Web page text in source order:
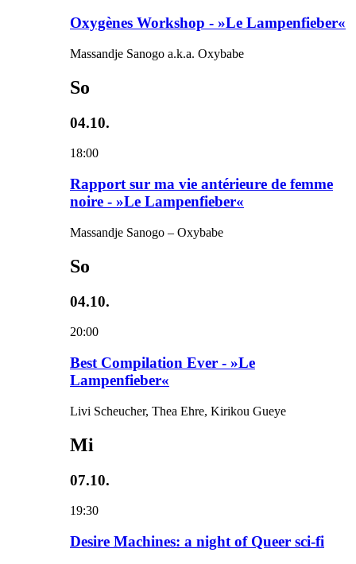
Oxygènes Workshop - »Le Lampenfieber«
Massandje Sanogo a.k.a. Oxybabe
So
04.10.
18:00
Rapport sur ma vie antérieure de femme
noire - »Le Lampenfieber«
Massandje Sanogo – Oxybabe
So
04.10.
20:00
Best Compilation Ever - »Le
Lampenfieber«
Livi Scheucher, Thea Ehre, Kirikou Gueye
Mi
07.10.
19:30
Desire Machines: a night of Queer sci-fi